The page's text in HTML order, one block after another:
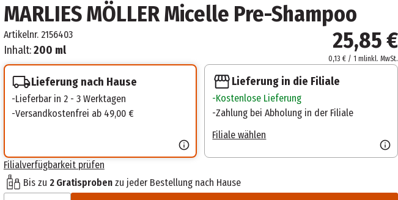
MARLIES MÖLLER Micelle Pre-Shampoo
Artikelnr. 2156403
Inhalt:200 ml 25,85 €
0,13 € / 1 mlinkl. MwSt.
Lieferung nach Hause
Lieferbar in 2 - 3 Werktagen
Versandkostenfrei ab 49,00 €
Lieferung in die Filiale
Kostenlose Lieferung
Zahlung bei Abholung in der Filiale
Filiale wählen
Filialverfügbarkeit prüfen
Bis zu 2 Gratisprobenzu jeder Bestellung nach Hause